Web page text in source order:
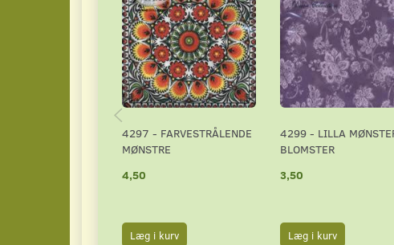
4297 - FARVESTRÅLENDE
MØNSTRE
4,50
Læg i kurv
4299 - LILLA
BLOMSTER
3,50
Læg i kurv